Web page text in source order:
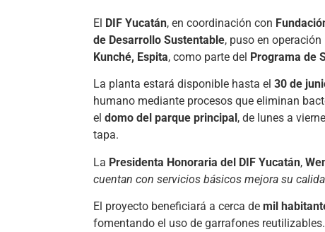
El DIF Yucatán, en coordinación con
de Desarrollo Sustentable, puso en operación
Kunché, Espita, como parte del Programa de
La planta estará disponible hasta el 30 de
humano mediante procesos que eliminan
el domo del parque principal , de lunes a
tapa.
La Presidenta Honoraria del DIF Yucatán,
cuentan con servicios básicos mejora su
El proyecto beneficiará a cerca de mil
fomentando el uso de garrafones